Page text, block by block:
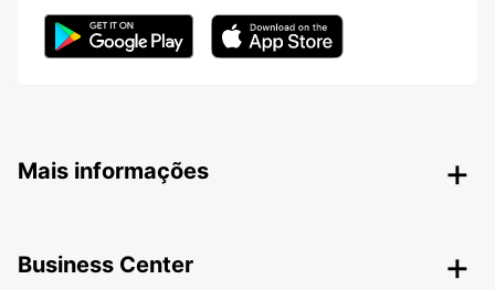
Mais informações
Business Center